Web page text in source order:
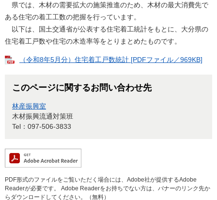
県では、木材の需要拡大の施策推進のため、木材の最大消費先で
ある住宅の着工工数の把握を行っています。
以下は、国土交通省が公表する住宅着工統計をもとに、大分県の
住宅着工戸数や住宅の木造率等をとりまとめたものです。
（令和8年5月分）住宅着工戸数統計 [PDFファイル／969KB]
このページに関するお問い合わせ先
林産振興室
木材振興流通対策班
Tel：097-506-3833
PDF形式のファイルをご覧いただく場合には、Adobe社が提供するAdobe
Readerが必要です。
Adobe Readerをお持ちでない方は、バナーのリンク先か
らダウンロードしてください。（無料）